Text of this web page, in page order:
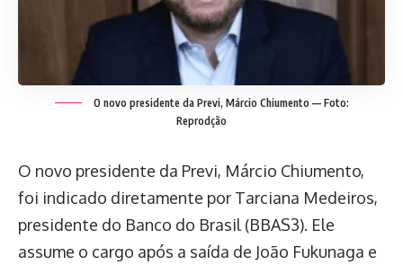
O novo presidente da Previ, Márcio Chiumento — Foto:
Reprodção
O novo presidente da Previ, Márcio Chiumento,
foi indicado diretamente por Tarciana Medeiros,
presidente do Banco do Brasil (BBAS3). Ele
assume o cargo após a saída de João Fukunaga e